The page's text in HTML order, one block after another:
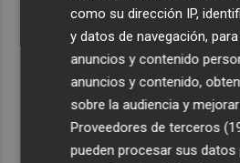
Recibe toda la
Plaza Podcast
como su dirección IP,
y datos de navegación,
anuncios y contenido
anuncios y contenido,
sobre la audiencia y
Proveedores de terceros
pueden procesar sus